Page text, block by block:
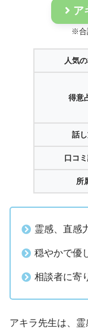
ア
※合
人気
得意
話
口コ
所
霊感、直感
穏やかで優
相談者に寄
アキラ先生は、